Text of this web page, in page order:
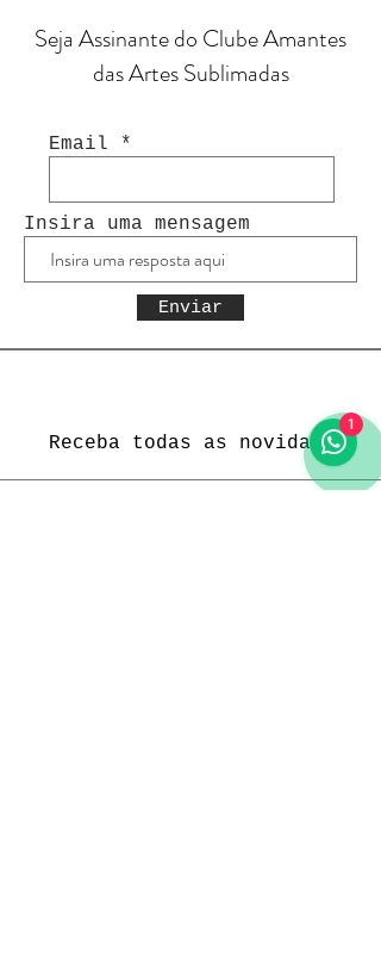
Seja Assinante do Clube Amantes
das Artes Sublimadas
Email
Insira uma mensagem
Enviar
Receba todas as novidades
1